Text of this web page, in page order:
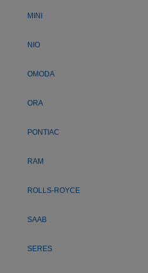
MINI
NIO
OMODA
ORA
PONTIAC
RAM
ROLLS-ROYCE
SAAB
SERES